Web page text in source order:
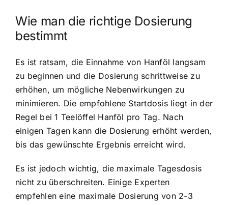
Wie man die richtige Dosierung
bestimmt
Es ist ratsam, die Einnahme von Hanföl langsam
zu beginnen und die Dosierung schrittweise zu
erhöhen, um mögliche Nebenwirkungen zu
minimieren. Die empfohlene Startdosis liegt in der
Regel bei 1 Teelöffel Hanföl pro Tag. Nach
einigen Tagen kann die Dosierung erhöht werden,
bis das gewünschte Ergebnis erreicht wird.
Es ist jedoch wichtig, die maximale Tagesdosis
nicht zu überschreiten. Einige Experten
empfehlen eine maximale Dosierung von 2-3